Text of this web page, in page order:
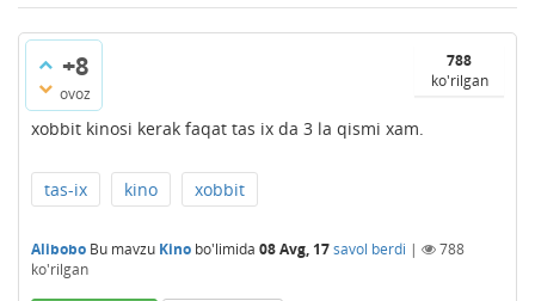
+8
ovoz
788
ko'rilgan
xobbit kinosi kerak faqat tas ix da 3 la qismi xam.
tas-ix kino xobbit
Alibobo Bu mavzu Kino bo'limida 08 Avg, 17savol berdi |
788
ko'rilgan